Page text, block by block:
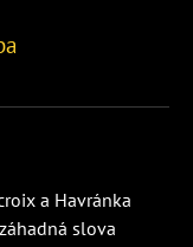
a Havránka
slova